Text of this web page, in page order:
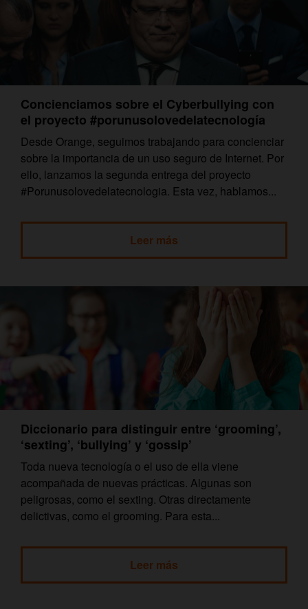
Concienciamos sobre el Cyberbullying con
el proyecto #porunusolovedelatecnología
Desde Orange, seguimos trabajando para concienciar
sobre la importancia de un uso seguro de Internet. Por
ello, lanzamos la segunda entrega del proyecto
#Porunusolovedelatecnologia. Esta vez, hablamos...
Leer más
Diccionario para distinguir entre ‘grooming’,
‘sexting’, ‘bullying’ y ‘gossip’
Toda nueva tecnología o el uso de ella viene
acompañada de nuevas prácticas. Algunas son
peligrosas, como el sexting. Otras directamente
delictivas, como el grooming. Para esta...
Leer más